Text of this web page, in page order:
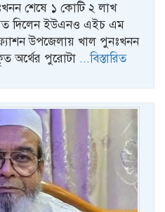
শেষে ১ কোটি ২ লাখ
দিলেন ইউএনও এইচ এম
উপজেলায় খাল পুনঃখনন
অর্থের পুরোটা ...বিস্তারিত